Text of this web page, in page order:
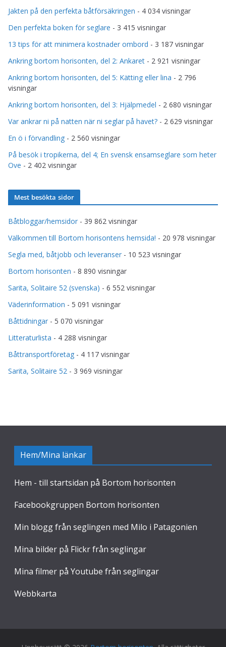
Jakten på den perfekta båtförsäkringen - 4 034 visningar
Den perfekta boken för seglare - 3 415 visningar
13 tips för att minimera kostnader ombord - 3 187 visningar
Ankring bortom horisonten, del 2: Ankaret - 2 921 visningar
Ankring bortom horisonten, del 5: Kätting eller lina - 2 796
visningar
Ankring bortom horisonten, del 3: Hjälpmedel - 2 680 visningar
Var ankrar ni på natten när ni seglar på havet? - 2 629 visningar
En ö i förvandling - 2 560 visningar
På besök i tropikerna, del 4; En svensk ensamseglare som heter
Ove - 2 402 visningar
Mest besökta sidor
Båtbloggar/hemsidor - 39 862 visningar
Välkommen till Bortom horisontens hemsida! - 20 978 visningar
Segla med, båtjobb och leveranser - 10 523 visningar
Bortom horisonten - 8 890 visningar
Sarita, Solitaire 52 (svenska) - 6 552 visningar
Väderinformation - 5 091 visningar
Båttidningar - 5 070 visningar
Litteraturlista - 4 288 visningar
Båttransportföretag - 4 117 visningar
Sarita, Solitaire 52 - 3 969 visningar
Hem/Mina länkar
Hem - till startsidan på Bortom horisonten
Facebookgruppen Bortom horisonten
Min blogg från seglingen med Milo i Patagonien
Mina bilder på Flickr från seglingar
Mina filmer på Youtube från seglingar
Webbkarta